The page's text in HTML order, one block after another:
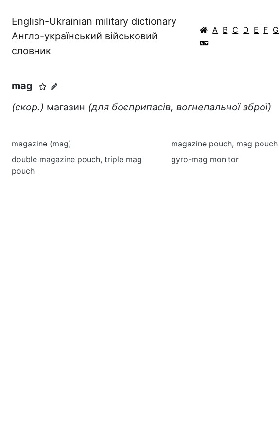
English-Ukrainian military dictionary
Англо-український військовий
словник
A B C D E F G
mag
(скор.) магазин (для боєприпасів, вогнепальної зброї)
magazine (mag)
double magazine pouch, triple mag
pouch
magazine pouch, mag pouch
gyro-mag monitor